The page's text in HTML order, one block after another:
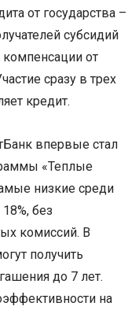
от государства –
субсидий
компенсации от
сразу в трех
кредит.
впервые стал
«Теплые
низкие среди
без
комиссий. В
получить
до 7 лет.
на